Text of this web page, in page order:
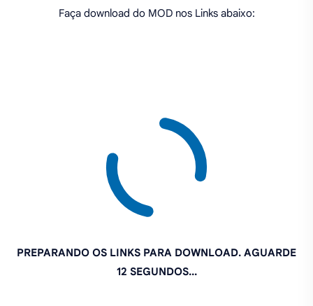
Faça download do MOD nos Links abaixo:
PREPARANDO OS LINKS PARA DOWNLOAD. AGUARDE
11 SEGUNDOS...